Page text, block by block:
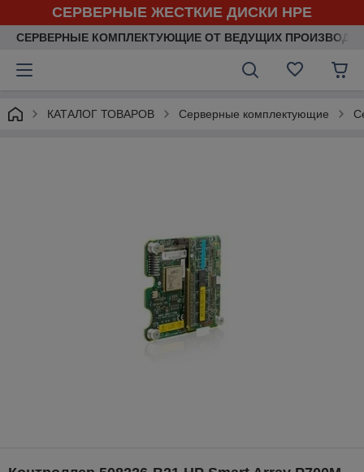
СЕРВЕРНЫЕ ЖЕСТКИЕ ДИСКИ HPE
СЕРВЕРНЫЕ КОМПЛЕКТУЮЩИЕ ОТ ВЕДУЩИХ
КАТАЛОГ ТОВАРОВ Серверные комплектующие